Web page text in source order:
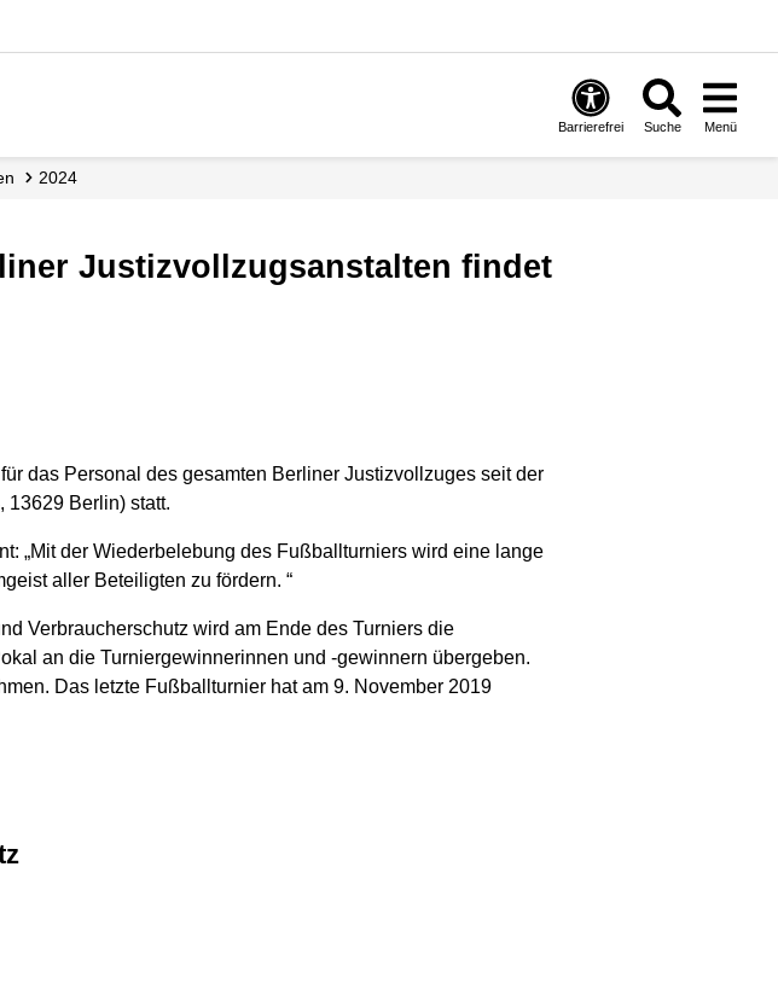
Barrierefrei Suche Menü
2024
das Personal des gesamten Berliner Justizvollzuges seit der
13629 Berlin) statt.
„Mit der Wiederbelebung des Fußballturniers wird eine lange
aller Beteiligten zu fördern. “
Verbraucherschutz wird am Ende des Turniers die
an die Turniergewinnerinnen und -gewinnern übergeben.
Das letzte Fußballturnier hat am 9. November 2019